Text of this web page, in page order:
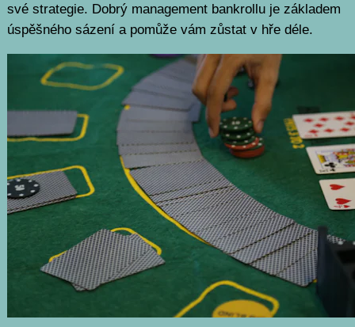
své strategie. Dobrý management bankrollu je základem
úspěšného sázení a pomůže vám zůstat v hře déle.